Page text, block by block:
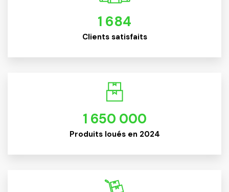
1 684
Clients satisfaits
1 650 000
Produits loués en 2024